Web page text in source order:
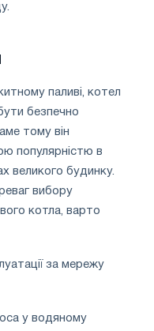
паливі, котел
безпечно
тому він
популярністю в
великого будинку.
вибору
котла, варто
за мережу
у водяному